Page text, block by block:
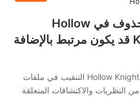
اكتشاف مشهد محذوف في Hollow
Knight: Silksong قد يكون مرتبط بالإضافة
يواصل جمهور Hollow Knight: Silksong التنقيب في ملفات
النظريات والاكتشافات المتعلقة